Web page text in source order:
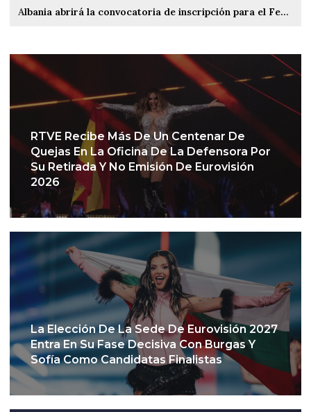
Albania abrirá la convocatoria de inscripción para el Festivali i Këngës 65 entre el 22 y el 27 de septiembre
RTVE Recibe Más De Un Centenar De
Quejas En La Oficina De La Defensora Por
Su Retirada Y No Emisión De Eurovisión
2026
La Elección De La Sede De Eurovisión 2027
Entra En Su Fase Decisiva Con Burgas Y
Sofía Como Candidatas Finalistas